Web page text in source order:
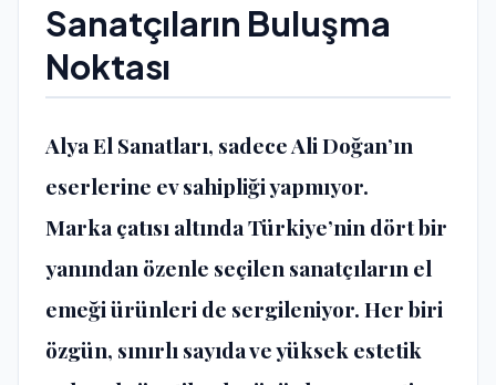
Sanatçıların Buluşma
Noktası
Alya El Sanatları, sadece Ali Doğan’ın
eserlerine ev sahipliği yapmıyor.
Marka çatısı altında Türkiye’nin dört bir
yanından özenle seçilen sanatçıların el
emeği ürünleri de sergileniyor. Her biri
özgün, sınırlı sayıda ve yüksek estetik